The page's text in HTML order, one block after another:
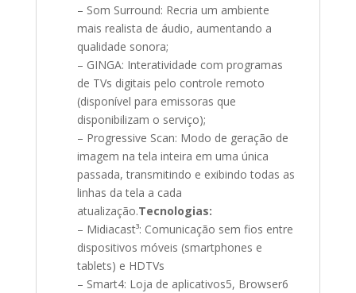
– Som Surround: Recria um ambiente
mais realista de áudio, aumentando a
qualidade sonora;
– GINGA: Interatividade com programas
de TVs digitais pelo controle remoto
(disponível para emissoras que
disponibilizam o serviço);
– Progressive Scan: Modo de geração de
imagem na tela inteira em uma única
passada, transmitindo e exibindo todas as
linhas da tela a cada
atualização.Tecnologias:
– Midiacast³: Comunicação sem fios entre
dispositivos móveis (smartphones e
tablets) e HDTVs
– Smart4: Loja de aplicativos5, Browser6